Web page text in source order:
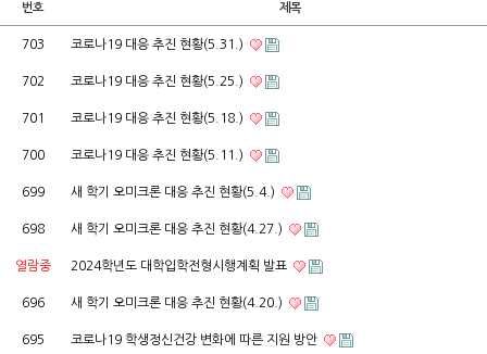
번호 제목
703 코로나19 대응 추진 현황(5.31.)
702 코로나19 대응 추진 현황(5.25.)
701 코로나19 대응 추진 현황(5.18.)
700 코로나19 대응 추진 현황(5.11.)
699 새 학기 오미크론 대응 추진 현황(5.4.)
698 새 학기 오미크론 대응 추진 현황(4.27.)
열람중 2024학년도 대학입학전형시행계획 발표
696 새 학기 오미크론 대응 추진 현황(4.20.)
695 코로나19 학생정신건강 변화에 따른 지원 방안